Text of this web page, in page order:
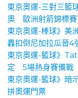
東京奧運-三對三籃
奧 歐洲射箭錦標賽
東京奧運-棒球》美
轟扣倒尼加拉瓜晉4
東京奧運-籃球》
定 5場熱身賽備戰
東京奧運-籃球》暗
拼奧運門票